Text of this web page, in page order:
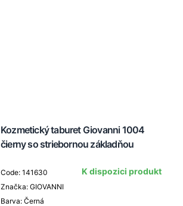
Kozmetický taburet Giovanni 1004
čierny so striebornou základňou
Code: 141630
Značka: GIOVANNI
Barva: Černá
K dispozici produkt